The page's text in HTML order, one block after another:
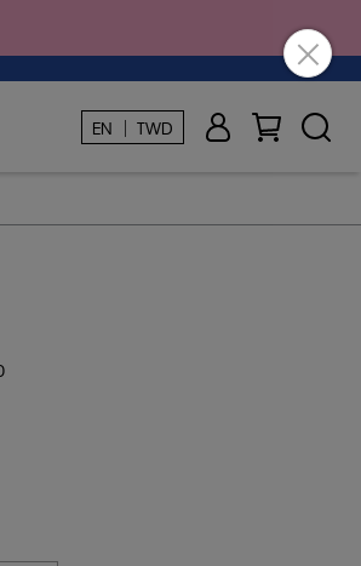
EN ｜ TWD